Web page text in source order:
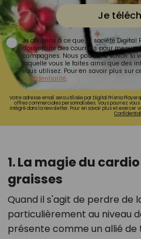
Je
Je consens à ce que la société Digital
d'ouverture des courriels pour
campagnes. Nous pourrons savoir si
laquelle vous le faites ainsi que des
vous utilisez. Pour en savoir plus sur
confidentialité.
Votre adresse email sera utilisée par Digital Prisma
offres commerciales personnalisées. Vous pourrez
intégré dans la newsletter. Pour en savoir plus et exercer
1. La magie du
graisses
Quand il s'agit de perdre de
particulièrement au niveau
présente comme un allié de